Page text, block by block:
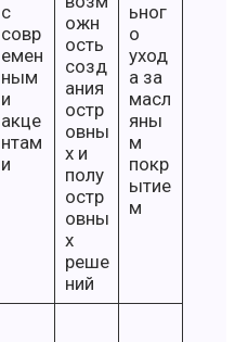
с
совр
емен
ным
и
акце
нтам
и
ожн
ость
созд
ания
остр
овны
х и
полу
остр
овны
х
реше
ний
ьног
о
уход
а за
масл
яны
м
покр
ытие
м